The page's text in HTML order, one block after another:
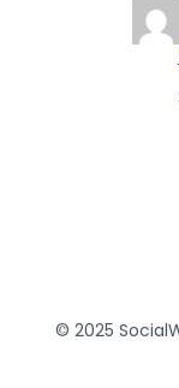
© 2025